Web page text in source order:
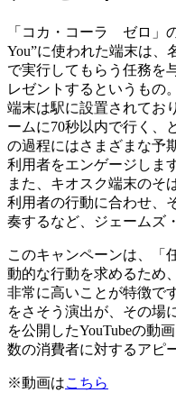
「コカ・コーラ ゼロ」
You”に使われた端末は、
で実行してもらう任務を
レゼントするというもの。
端末は駅に設置されてお
ームに70秒以内で行く、
の過程にはさまざまな予
利用者をエンゲージします
また、キオスク端末のそ
利用者の行動に合わせ、
奏するなど、ジェームズ
このキャンペーンは、「
動的な行動を求めるため
非常に高いことが特徴で
をさそう演出が、その場
を公開したYouTubeの動
数の消費者に対するアピ
※動画はこちら